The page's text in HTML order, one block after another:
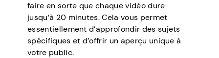
faire en sorte que chaque vidéo dure
jusqu’à 20 minutes. Cela vous permet
essentiellement d’approfondir des sujets
spécifiques et d’offrir un aperçu unique à
votre public.